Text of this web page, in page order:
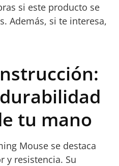
si este producto se
Además, si te interesa,
tu mano
Mouse se destaca
y resistencia. Su